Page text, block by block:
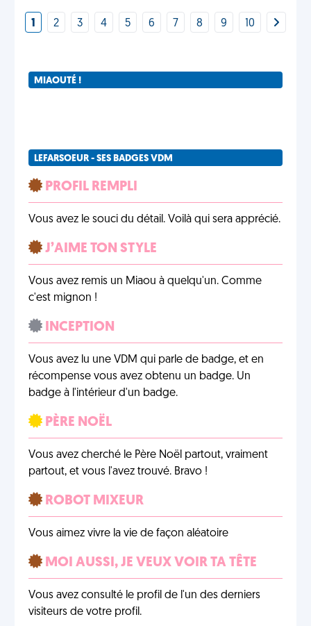
1 2 3 4 5 6 7 8 9 10
MIAOUTÉ !
LEFARSOEUR - SES BADGES VDM
PROFIL REMPLI
Vous avez le souci du détail. Voilà qui sera apprécié.
J’AIME TON STYLE
Vous avez remis un Miaou à quelqu'un. Comme
c'est mignon !
INCEPTION
Vous avez lu une VDM qui parle de badge, et en
récompense vous avez obtenu un badge. Un
badge à l'intérieur d'un badge.
PÈRE NOËL
Vous avez cherché le Père Noël partout, vraiment
partout, et vous l'avez trouvé. Bravo !
ROBOT MIXEUR
Vous aimez vivre la vie de façon aléatoire
MOI AUSSI, JE VEUX VOIR TA TÊTE
Vous avez consulté le profil de l'un des derniers
visiteurs de votre profil.